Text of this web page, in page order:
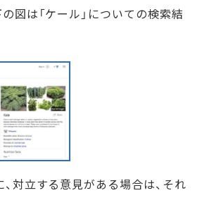
図は「ケール」についての検索結
対立する意見がある場合は、それ